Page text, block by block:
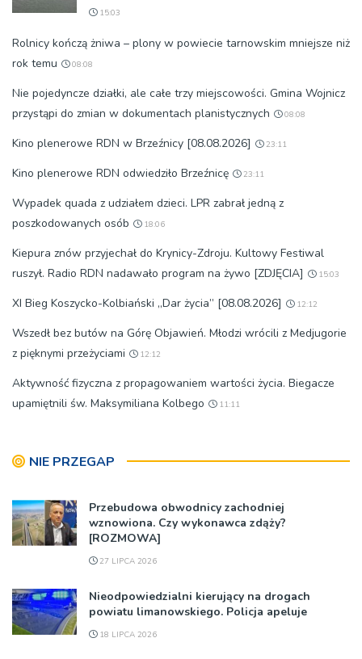
15:03
Rolnicy kończą żniwa – plony w powiecie tarnowskim mniejsze niż
rok temu
08:08
Nie pojedyncze działki, ale całe trzy miejscowości. Gmina Wojnicz
przystąpi do zmian w dokumentach planistycznych
08:08
Kino plenerowe RDN w Brzeźnicy [08.08.2026] 23:11
Kino plenerowe RDN odwiedziło Brzeźnicę 23:11
Wypadek quada z udziałem dzieci. LPR zabrał jedną z
poszkodowanych osób
18:06
Kiepura znów przyjechał do Krynicy-Zdroju. Kultowy Festiwal
ruszył. Radio RDN nadawało program na żywo [ZDJĘCIA]
15:03
XI Bieg Koszycko-Kolbiański „Dar życia” [08.08.2026] 12:12
Wszedł bez butów na Górę Objawień. Młodzi wrócili z Medjugorie
z pięknymi przeżyciami
12:12
Aktywność fizyczna z propagowaniem wartości życia. Biegacze
upamiętnili św. Maksymiliana Kolbego
11:11
NIE PRZEGAP
Przebudowa obwodnicy zachodniej
wznowiona. Czy wykonawca zdąży?
[ROZMOWA]
27 LIPCA 2026
Nieodpowiedzialni kierujący na drogach
powiatu limanowskiego. Policja apeluje
18 LIPCA 2026